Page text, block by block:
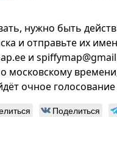
нужно быть
и отправьте их
и
московскому
очное
Поделиться